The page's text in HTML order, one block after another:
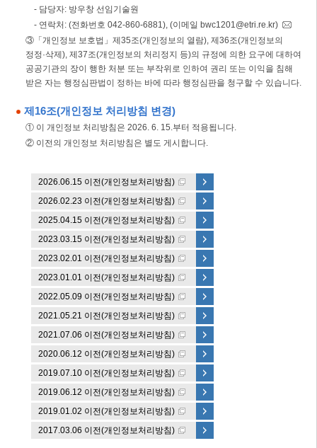
- 담당자: 방우창 선임기술원
- 연락처: (전화번호 042-860-6881), (이메일 bwc1201@etri.re.kr)
③「개인정보 보호법」제35조(개인정보의 열람), 제36조(개인정보의
정정·삭제), 제37조(개인정보의 처리정지 등)의 규정에 의한 요구에 대하여
공공기관의 장이 행한 처분 또는 부작위로 인하여 권리 또는 이익을 침해
받은 자는 행정심판법이 정하는 바에 따라 행정심판을 청구할 수 있습니다.
제16조(개인정보 처리방침 변경)
① 이 개인정보 처리방침은 2026. 6. 15.부터 적용됩니다.
② 이전의 개인정보 처리방침은 별도 게시합니다.
2026.06.15 이전(개인정보처리방침)
2026.02.23 이전(개인정보처리방침)
2025.04.15 이전(개인정보처리방침)
2023.03.15 이전(개인정보처리방침)
2023.02.01 이전(개인정보처리방침)
2023.01.01 이전(개인정보처리방침)
2022.05.09 이전(개인정보처리방침)
2021.05.21 이전(개인정보처리방침)
2021.07.06 이전(개인정보처리방침)
2020.06.12 이전(개인정보처리방침)
2019.07.10 이전(개인정보처리방침)
2019.06.12 이전(개인정보처리방침)
2019.01.02 이전(개인정보처리방침)
2017.03.06 이전(개인정보처리방침)